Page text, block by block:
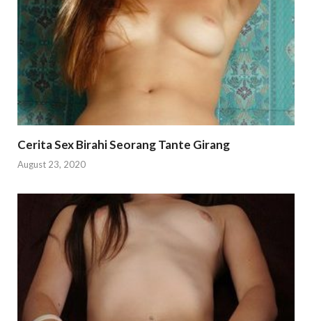
Cerita Sex Birahi Seorang Tante Girang
August 23, 2020